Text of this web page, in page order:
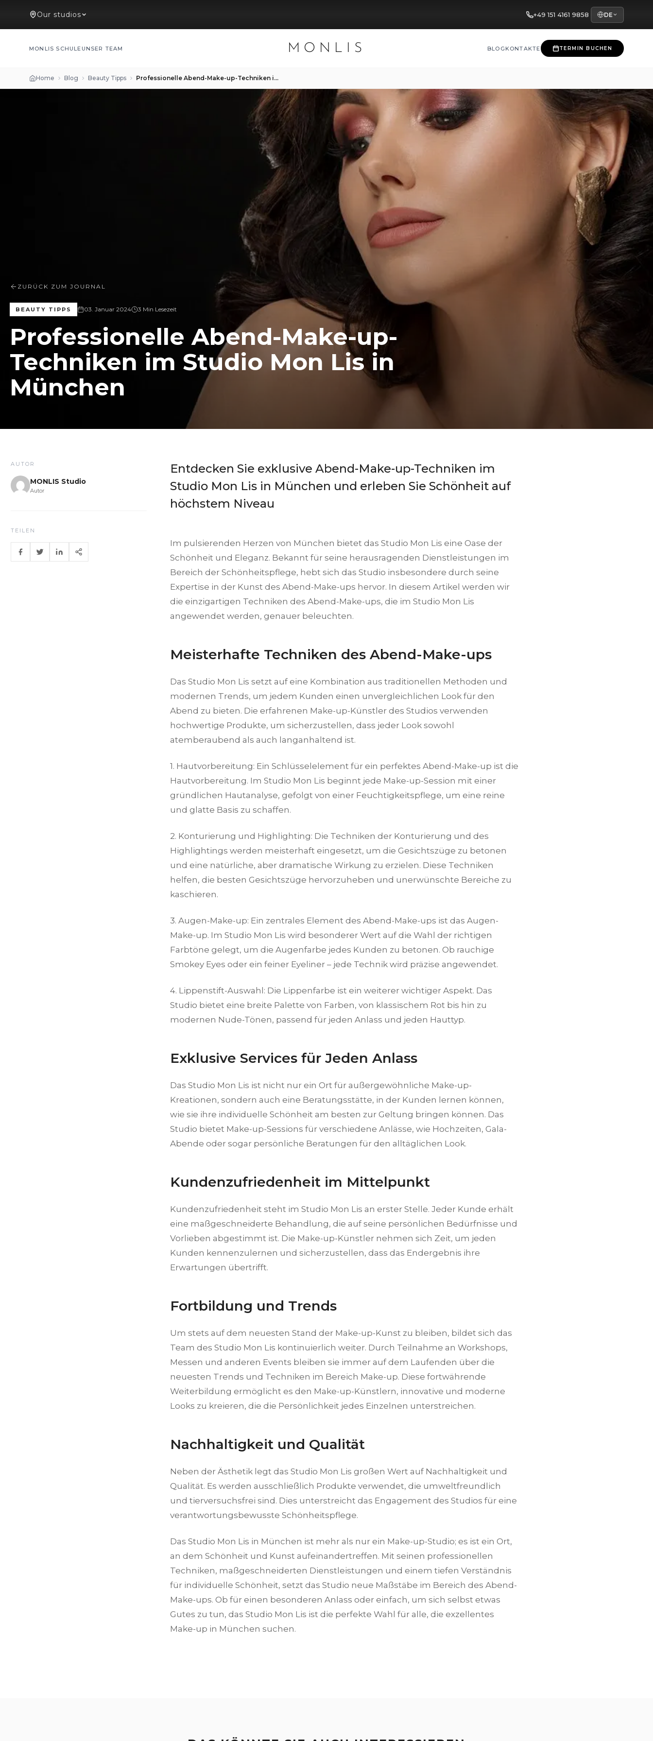
Our studios +49 151 4161 9858 DE
MONLIS SCHULE UNSER TEAM MONLIS BLOG KONTAKTE TERMIN BUCHEN
Home Blog Beauty Tipps Professionelle Abend-Make-up-Techniken im Studio Mon Lis in München
ZURÜCK ZUM JOURNAL
BEAUTY TIPPS 03. Januar 2024 3 Min Lesezeit
Professionelle Abend-Make-up-
Techniken im Studio Mon Lis in
München
AUTOR
MONLIS Studio
Autor
TEILEN
Entdecken Sie exklusive Abend-Make-up-Techniken im
Studio Mon Lis in München und erleben Sie Schönheit auf
höchstem Niveau
Im pulsierenden Herzen von München bietet das Studio Mon Lis eine Oase der
Schönheit und Eleganz. Bekannt für seine herausragenden Dienstleistungen im
Bereich der Schönheitspflege, hebt sich das Studio insbesondere durch seine
Expertise in der Kunst des Abend-Make-ups hervor. In diesem Artikel werden wir
die einzigartigen Techniken des Abend-Make-ups, die im Studio Mon Lis
angewendet werden, genauer beleuchten.
Meisterhafte Techniken des Abend-Make-ups
Das Studio Mon Lis setzt auf eine Kombination aus traditionellen Methoden und
modernen Trends, um jedem Kunden einen unvergleichlichen Look für den
Abend zu bieten. Die erfahrenen Make-up-Künstler des Studios verwenden
hochwertige Produkte, um sicherzustellen, dass jeder Look sowohl
atemberaubend als auch langanhaltend ist.
1. Hautvorbereitung: Ein Schlüsselelement für ein perfektes Abend-Make-up ist die
Hautvorbereitung. Im Studio Mon Lis beginnt jede Make-up-Session mit einer
gründlichen Hautanalyse, gefolgt von einer Feuchtigkeitspflege, um eine reine
und glatte Basis zu schaffen.
2. Konturierung und Highlighting: Die Techniken der Konturierung und des
Highlightings werden meisterhaft eingesetzt, um die Gesichtszüge zu betonen
und eine natürliche, aber dramatische Wirkung zu erzielen. Diese Techniken
helfen, die besten Gesichtszüge hervorzuheben und unerwünschte Bereiche zu
kaschieren.
3. Augen-Make-up: Ein zentrales Element des Abend-Make-ups ist das Augen-
Make-up. Im Studio Mon Lis wird besonderer Wert auf die Wahl der richtigen
Farbtöne gelegt, um die Augenfarbe jedes Kunden zu betonen. Ob rauchige
Smokey Eyes oder ein feiner Eyeliner – jede Technik wird präzise angewendet.
4. Lippenstift-Auswahl: Die Lippenfarbe ist ein weiterer wichtiger Aspekt. Das
Studio bietet eine breite Palette von Farben, von klassischem Rot bis hin zu
modernen Nude-Tönen, passend für jeden Anlass und jeden Hauttyp.
Exklusive Services für Jeden Anlass
Das Studio Mon Lis ist nicht nur ein Ort für außergewöhnliche Make-up-
Kreationen, sondern auch eine Beratungsstätte, in der Kunden lernen können,
wie sie ihre individuelle Schönheit am besten zur Geltung bringen können. Das
Studio bietet Make-up-Sessions für verschiedene Anlässe, wie Hochzeiten, Gala-
Abende oder sogar persönliche Beratungen für den alltäglichen Look.
Kundenzufriedenheit im Mittelpunkt
Kundenzufriedenheit steht im Studio Mon Lis an erster Stelle. Jeder Kunde erhält
eine maßgeschneiderte Behandlung, die auf seine persönlichen Bedürfnisse und
Vorlieben abgestimmt ist. Die Make-up-Künstler nehmen sich Zeit, um jeden
Kunden kennenzulernen und sicherzustellen, dass das Endergebnis ihre
Erwartungen übertrifft.
Fortbildung und Trends
Um stets auf dem neuesten Stand der Make-up-Kunst zu bleiben, bildet sich das
Team des Studio Mon Lis kontinuierlich weiter. Durch Teilnahme an Workshops,
Messen und anderen Events bleiben sie immer auf dem Laufenden über die
neuesten Trends und Techniken im Bereich Make-up. Diese fortwährende
Weiterbildung ermöglicht es den Make-up-Künstlern, innovative und moderne
Looks zu kreieren, die die Persönlichkeit jedes Einzelnen unterstreichen.
Nachhaltigkeit und Qualität
Neben der Ästhetik legt das Studio Mon Lis großen Wert auf Nachhaltigkeit und
Qualität. Es werden ausschließlich Produkte verwendet, die umweltfreundlich
und tierversuchsfrei sind. Dies unterstreicht das Engagement des Studios für eine
verantwortungsbewusste Schönheitspflege.
Das Studio Mon Lis in München ist mehr als nur ein Make-up-Studio; es ist ein Ort,
an dem Schönheit und Kunst aufeinandertreffen. Mit seinen professionellen
Techniken, maßgeschneiderten Dienstleistungen und einem tiefen Verständnis
für individuelle Schönheit, setzt das Studio neue Maßstäbe im Bereich des Abend-
Make-ups. Ob für einen besonderen Anlass oder einfach, um sich selbst etwas
Gutes zu tun, das Studio Mon Lis ist die perfekte Wahl für alle, die exzellentes
Make-up in München suchen.